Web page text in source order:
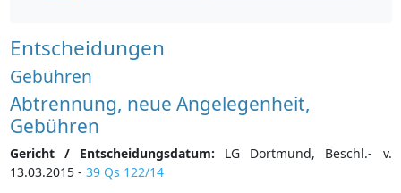
Entscheidungen
Gebühren
Abtrennung, neue Angelegenheit,
Gebühren
Gericht / Entscheidungsdatum: LG Dortmund, Beschl.- v.
13.03.2015 - 39 Qs 122/14